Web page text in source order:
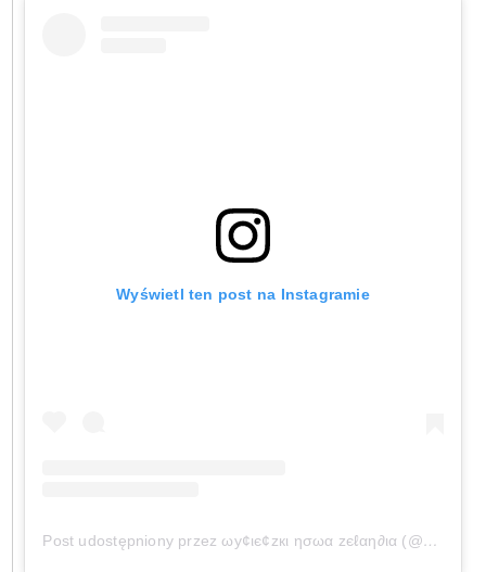
Wyświetl ten post na Instagramie
Post udostępniony przez ωу¢ιє¢zкι ησωα zєℓαη∂ια (@wycieczkinowazelandia)